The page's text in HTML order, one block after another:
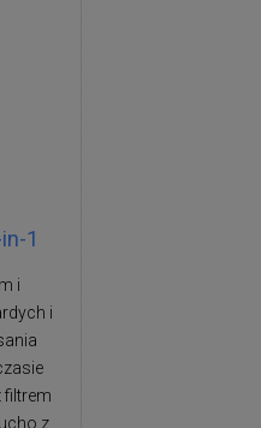
1
i
i
filtrem
z